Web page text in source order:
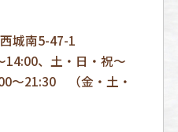
城南5-47-1
14:00、土・日・祝～
21:30 （金・土・